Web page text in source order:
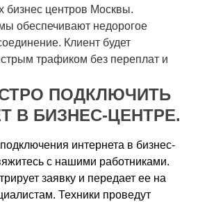
бизнес центров Москвы.
обеспечивают недорогое
Клиент будет
трафиком без переплат и
ПОДКЛЮЧИТЬ
В БИЗНЕС-ЦЕНТРЕ.
интернета в бизнес-
с нашими работниками.
заявку и передает ее на
Техники проведут